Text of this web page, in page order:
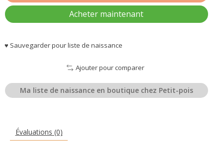
Acheter maintenant
♥ Sauvegarder pour liste de naissance
Ajouter pour comparer
Ma liste de naissance en boutique chez Petit-pois
Évaluations (0)